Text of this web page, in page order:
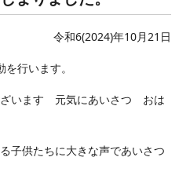
令和6(2024)年10月21日
行います。
ざいます 元気にあいさつ おは
子供たちに大きな声であいさつ